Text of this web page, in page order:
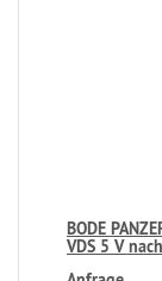
BODE
VDS 5 V